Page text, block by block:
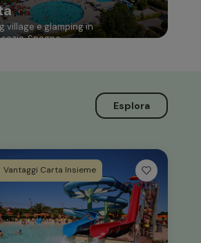
village e glamping in
Spagna
Esplora
Vantaggi Carta Insieme